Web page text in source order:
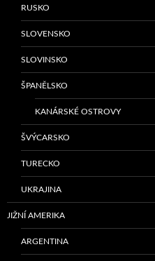
RUSKO
SLOVENSKO
SLOVINSKO
ŠPANĚLSKO
KANÁRSKÉ OSTROVY
ŠVÝCARSKO
TURECKO
UKRAJINA
JIŽNÍ AMERIKA
ARGENTINA